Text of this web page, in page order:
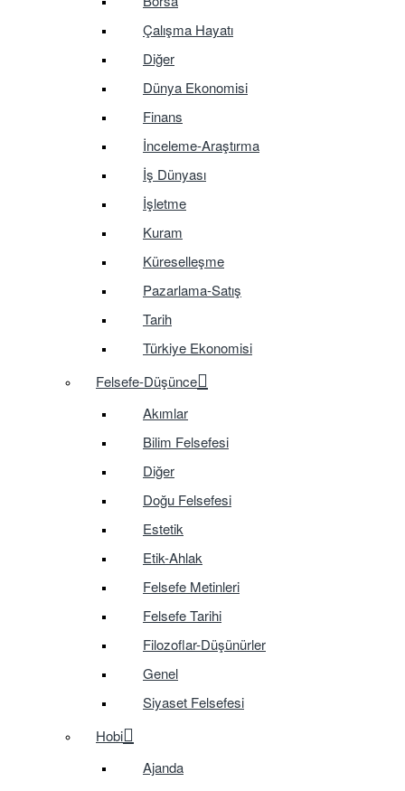
Çalışma Hayatı
Diğer
Dünya Ekonomisi
Finans
İnceleme-Araştırma
İş Dünyası
İşletme
Kuram
Küreselleşme
Pazarlama-Satış
Tarih
Türkiye Ekonomisi
Felsefe-Düşünce
Akımlar
Bilim Felsefesi
Diğer
Doğu Felsefesi
Estetik
Etik-Ahlak
Felsefe Metinleri
Felsefe Tarihi
Filozoflar-Düşünürler
Genel
Siyaset Felsefesi
Hobi
Ajanda